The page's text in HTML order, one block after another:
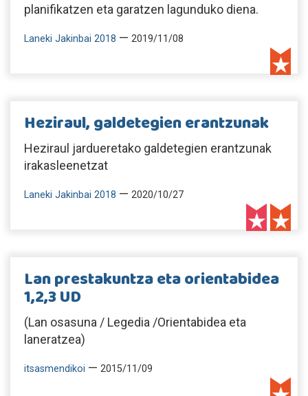
planifikatzen eta garatzen lagunduko diena.
Laneki Jakinbai 2018 — 2019/11/08
Heziraul, galdetegien erantzunak
Heziraul jardueretako galdetegien erantzunak
irakasleenetzat
Laneki Jakinbai 2018 — 2020/10/27
Lan prestakuntza eta orientabidea
1,2,3 UD
(Lan osasuna / Legedia /Orientabidea eta
laneratzea)
itsasmendikoi — 2015/11/09